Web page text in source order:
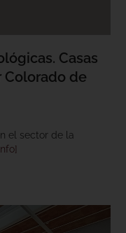
Casas
Colorado de
el sector de la